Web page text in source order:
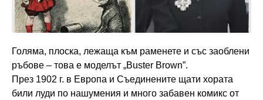
Голяма, плоска, лежаща към раменете и със заоблени
ръбове – това е моделът „Buster Brown”.
През 1902 г. в Европа и Съединените щати хората
били луди по нашумения и много забавен комикс от